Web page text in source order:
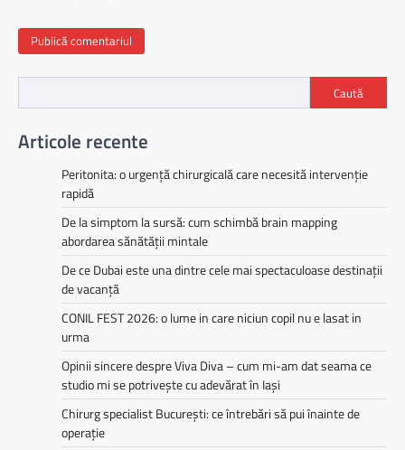
Caută
Articole recente
Peritonita: o urgență chirurgicală care necesită intervenție
rapidă
De la simptom la sursă: cum schimbă brain mapping
abordarea sănătății mintale
De ce Dubai este una dintre cele mai spectaculoase destinații
de vacanță
CONIL FEST 2026: o lume in care niciun copil nu e lasat in
urma
Opinii sincere despre Viva Diva – cum mi-am dat seama ce
studio mi se potrivește cu adevărat în Iași
Chirurg specialist București: ce întrebări să pui înainte de
operație